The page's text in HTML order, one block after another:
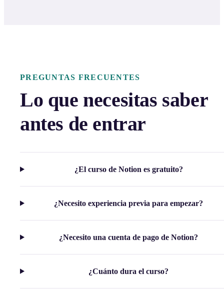
PREGUNTAS FRECUENTES
Lo que necesitas saber
antes de entrar
¿El curso de Notion es gratuito?
¿Necesito experiencia previa para empezar?
¿Necesito una cuenta de pago de Notion?
¿Cuánto dura el curso?